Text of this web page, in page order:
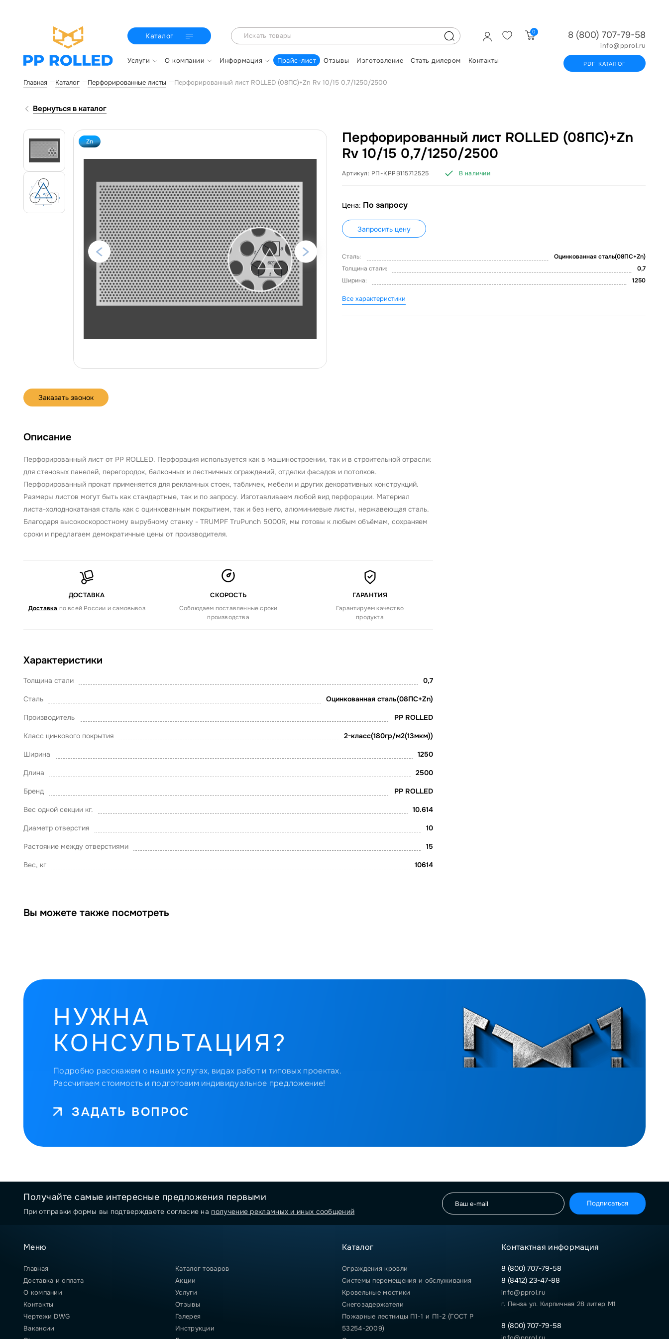
Каталог 0
Услуги О компании Информация Прайс-лист Отзывы Изготовление Стать дилером Контакты
8 (800) 707-79-58
info@pprol.ru
PDF КАТАЛОГ
Главная Каталог Перфорированные листы Перфорированный лист ROLLED (08ПС)+Zn Rv 10/15 0,7/1250/2500
Вернуться в каталог
Zn
Заказать звонок
Перфорированный лист ROLLED (08ПС)+Zn
Rv 10/15 0,7/1250/2500
Артикул: РП-КРРВ115712525 В наличии
Цена: По запросу
Запросить цену
Сталь:
Оцинкованная сталь(08ПС+Zn)
Толщина стали:
0,7
Ширина:
1250
Все характеристики
Описание
Перфорированный лист от PP ROLLED. Перфорация используется как в машиностроении, так и в строительной отрасли:
для стеновых панелей, перегородок, балконных и лестничных ограждений, отделки фасадов и потолков.
Перфорированный прокат применяется для рекламных стоек, табличек, мебели и других декоративных конструкций.
Размеры листов могут быть как стандартные, так и по запросу. Изготавливаем любой вид перфорации. Материал
листа-холоднокатаная сталь как с оцинкованным покрытием, так и без него, алюминиевые листы, нержавеющая сталь.
Благодаря высокоскоростному вырубному станку - TRUMPF TruPunch 5000R, мы готовы к любым объёмам, сохраняем
сроки и предлагаем демократичные цены от производителя.
ДОСТАВКА
Доставка по всей России и самовывоз
СКОРОСТЬ
Соблюдаем поставленные сроки
производства
ГАРАНТИЯ
Гарантируем качество
продукта
Характеристики
Толщина стали 0,7
Сталь Оцинкованная сталь(08ПС+Zn)
Производитель PP ROLLED
Класс цинкового покрытия 2-класс(180гр/м2(13мкм))
Ширина 1250
Длина 2500
Бренд PP ROLLED
Вес одной секции кг. 10.614
Диаметр отверстия 10
Растояние между отверстиями 15
Вес, кг 10614
Вы можете также посмотреть
НУЖНА
КОНСУЛЬТАЦИЯ?
Подробно расскажем о наших услугах, видах работ и типовых проектах.
Рассчитаем стоимость и подготовим индивидуальное предложение!
ЗАДАТЬ ВОПРОС
Получайте самые интересные предложения первыми
При отправки формы вы подтверждаете согласие на получение рекламных и иных сообщений
Подписаться
Меню
Главная
Каталог товаров
Доставка и оплата
Акции
О компании
Услуги
Контакты
Отзывы
Чертежи DWG
Галерея
Вакансии
Инструкции
Каталог
Ограждения кровли
Системы перемещения и обслуживания
Кровельные мостики
Снегозадержатели
Пожарные лестницы П1-1 и П1-2 (ГОСТ Р
53254-2009)
Контактная информация
8 (800) 707-79-58
8 (8412) 23-47-88
info@pprol.ru
г. Пенза ул. Кирпичная 28 литер М1
8 (800) 707-79-58